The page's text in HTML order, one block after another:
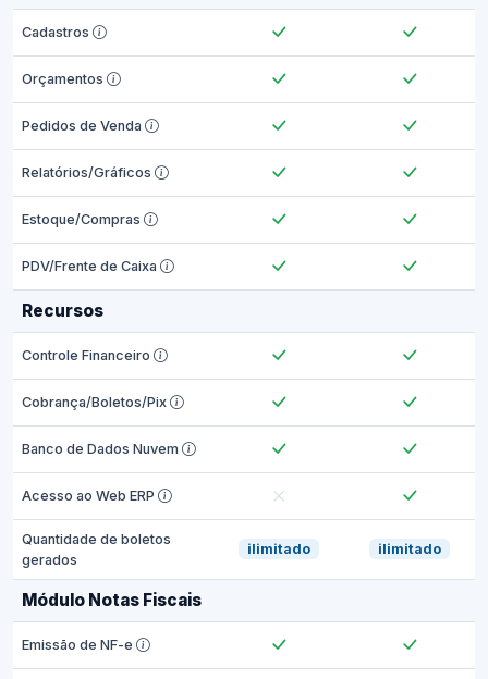
Cadastros
Orçamentos
Pedidos de Venda
Relatórios/Gráficos
Estoque/Compras
PDV/Frente de Caixa
Recursos
Controle Financeiro
Cobrança/Boletos/Pix
Banco de Dados Nuvem
Acesso ao Web ERP
Quantidade de boletos
gerados
ilimitado ilimitado
Módulo Notas Fiscais
Emissão de NF-e